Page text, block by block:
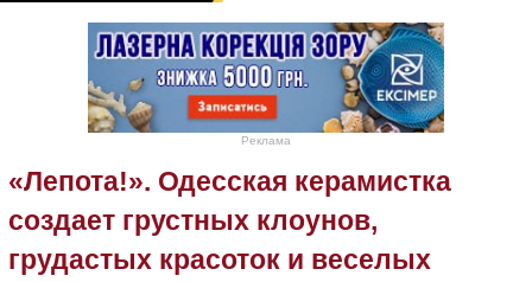
Реклама
«Лепота!». Одесская керамистка
создает грустных клоунов,
грудастых красоток и веселых